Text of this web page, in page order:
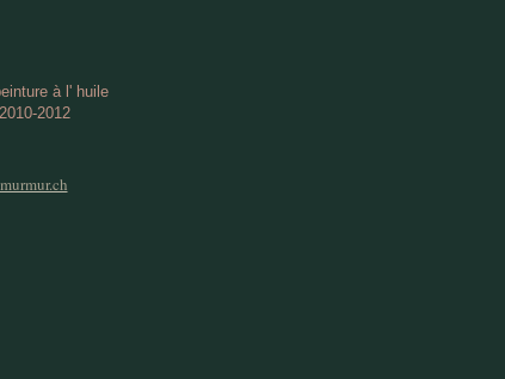
à l' huile
2012